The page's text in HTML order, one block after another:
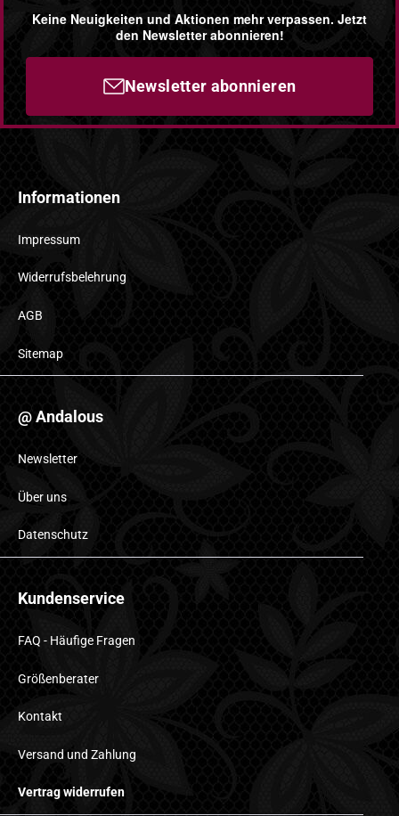
Keine Neuigkeiten und Aktionen mehr verpassen. Jetzt
den Newsletter abonnieren!
Newsletter abonnieren
Informationen
Impressum
Widerrufsbelehrung
AGB
Sitemap
@ Andalous
Newsletter
Über uns
Datenschutz
Kundenservice
FAQ - Häufige Fragen
Größenberater
Kontakt
Versand und Zahlung
Vertrag widerrufen